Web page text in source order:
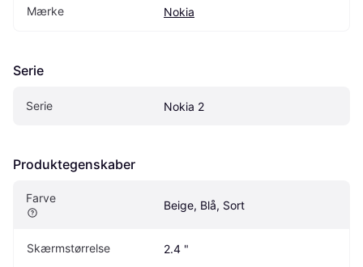
Mærke Nokia
Serie
Serie Nokia 2
Produktegenskaber
Farve
Beige, Blå, Sort
Skærmstørrelse 2.4 "